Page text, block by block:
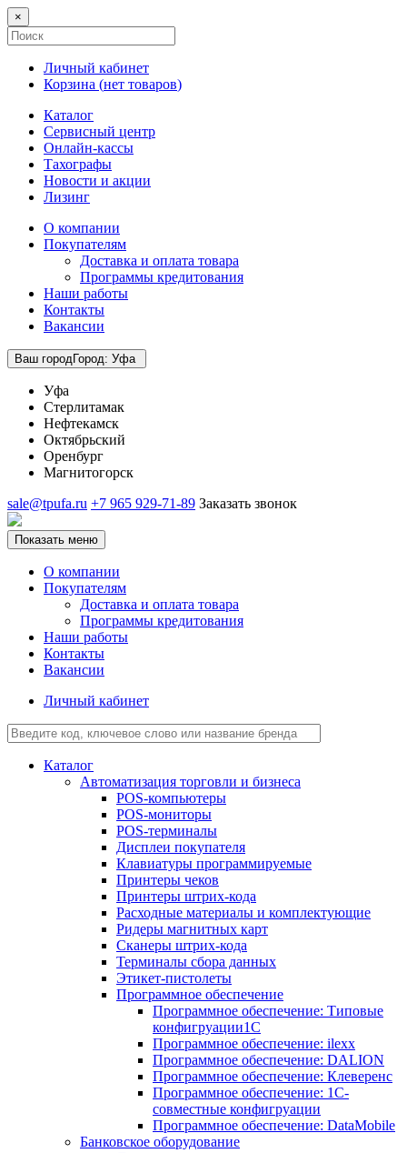
×
Личный кабинет
Корзина (нет товаров)
Каталог
Сервисный центр
Онлайн-кассы
Тахографы
Новости и акции
Лизинг
О компании
Покупателям
Доставка и оплата товара
Программы кредитования
Наши работы
Контакты
Вакансии
Ваш городГород: Уфа
Уфа
Стерлитамак
Нефтекамск
Октябрьский
Оренбург
Магнитогорск
sale@tpufa.ru +7 965 929-71-89 Заказать звонок
Показать меню
О компании
Покупателям
Доставка и оплата товара
Программы кредитования
Наши работы
Контакты
Вакансии
Личный кабинет
Каталог
Автоматизация торговли и бизнеса
POS-компьютеры
POS-мониторы
POS-терминалы
Дисплеи покупателя
Клавиатуры программируемые
Принтеры чеков
Принтеры штрих-кода
Расходные материалы и комплектующие
Ридеры магнитных карт
Сканеры штрих-кода
Терминалы сбора данных
Этикет-пистолеты
Программное обеспечение
Программное обеспечение: Типовые
конфигруации1С
Программное обеспечение: ilexx
Программное обеспечение: DALION
Программное обеспечение: Клеверенс
Программное обеспечение: 1С-
совместные конфигруации
Программное обеспечение: DataMobile
Банковское оборудование